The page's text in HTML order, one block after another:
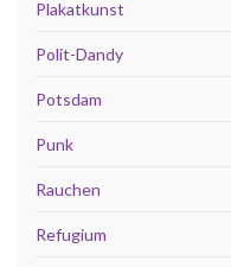
Plakatkunst
Polit-Dandy
Potsdam
Punk
Rauchen
Refugium